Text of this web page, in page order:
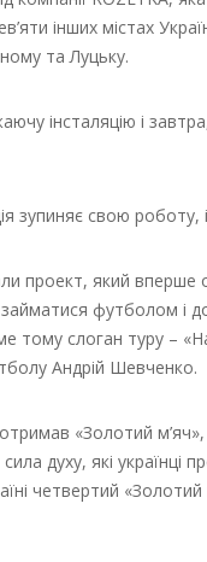
інших містах
та Луцьку.
інсталяцію і
зупиняє свою роботу,
проект, який вперше
футболом і
тому слоган туру –
Андрій Шевченко.
«Золотий
сила духу, які
четвертий